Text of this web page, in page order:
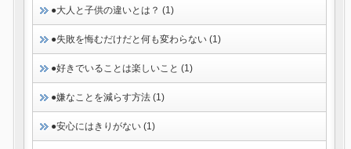
●大人と子供の違いとは？ (1)
●失敗を悔むだけだと何も変わらない (1)
●好きでいることは楽しいこと (1)
●嫌なことを減らす方法 (1)
●安心にはきりがない (1)